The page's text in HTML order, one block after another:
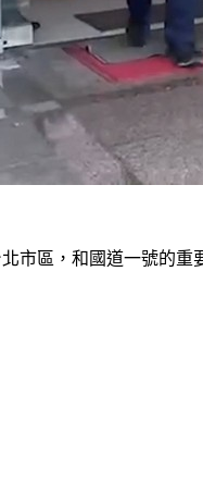
市區，和國道一號的